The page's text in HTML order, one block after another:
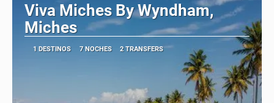
Viva Miches By Wyndham,
Miches
1 DESTINOS 7 NOCHES 2 TRANSFERS